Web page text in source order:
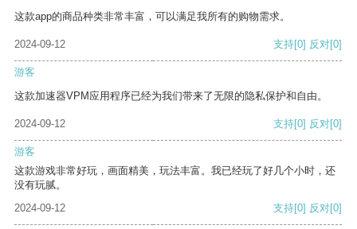
这款app的商品种类非常丰富，可以满足我所有的购物需求。
2024-09-12 支持[0] 反对[0]
游客
这款加速器VPM应用程序已经为我们带来了无限的隐私保护和自由。
2024-09-12 支持[0] 反对[0]
游客
这款游戏非常好玩，画面精美，玩法丰富。我已经玩了好几个小时，还
没有玩腻。
2024-09-12
支持[0] 反对[0]